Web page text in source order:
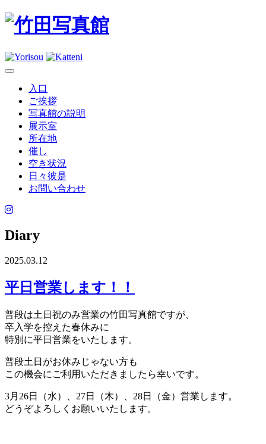
入口
ご挨拶
写真館の説明
展示室
所在地
催し
空き状況
日々彼是
お問い合わせ
Diary
2025.03.12
平日営業します！！
普段は土日祝のみ営業の竹田写真館ですが、
卒入学を控えた春休みに
特別に平日営業をいたします。
普段土日がお休みじゃない方も
この機会にご利用いただきましたら幸いです。
3月26日（水）、27日（木）、28日（金）営業します。
どうぞよろしくお願いいたします。